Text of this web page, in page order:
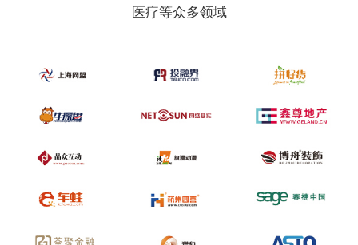
医疗等众多领域